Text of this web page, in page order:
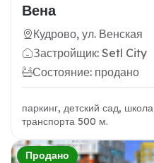
Вена
Кудрово, ул. Венская
Застройщик: Setl City
Состояние: продано
паркинг, детский сад,
транспорта 500 м.
Продано